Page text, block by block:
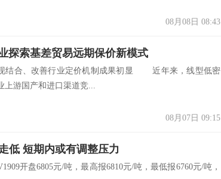
08月08日 08:43
探索基差贸易远期保价新模式
合、改善行业定价机制成果初显 近年来，线型低密
上游国产和进口渠道竞...
08月07日 09:15
低 短期内或有调整压力
开盘6805元/吨，最高报6810元/吨，最低报6760元/吨，